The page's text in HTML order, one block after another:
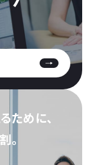
ために、
。